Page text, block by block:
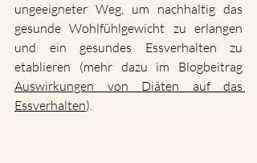
ungeeigneter Weg, um nachhaltig das
gesunde Wohlfühlgewicht zu erlangen
und ein gesundes Essverhalten zu
Auswirkungen von Diäten auf das
Essverhalten).